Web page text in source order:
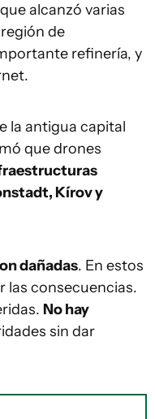
que alcanzó varias
de
refinería, y
la antigua capital
que drones
Kírov y
dañadas. En estos
las consecuencias.
No hay
sin dar